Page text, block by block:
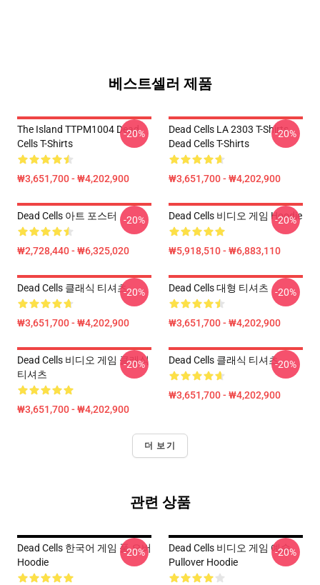
베스트셀러 제품
The Island TTPM1004 Dead
Cells T-Shirts
₩3,651,700 - ₩4,202,900
-20%
Dead Cells LA 2303 T-Shirts
Dead Cells T-Shirts
₩3,651,700 - ₩4,202,900
-20%
Dead Cells 아트 포스터
₩2,728,440 - ₩6,325,020
-20% Dead Cells 비디오 게임 Hoodie
₩5,918,510 - ₩6,883,110
-20%
Dead Cells 클래식 티셔츠
₩3,651,700 - ₩4,202,900
-20% Dead Cells 대형 티셔츠
₩3,651,700 - ₩4,202,900
-20%
Dead Cells 비디오 게임 클래식
티셔츠
₩3,651,700 - ₩4,202,900
-20% Dead Cells 클래식 티셔츠
₩3,651,700 - ₩4,202,900
-20%
더 보기
관련 상품
Dead Cells 한국어 게임 풀 오버
Hoodie
-20%
Dead Cells 비디오 게임 예술
Pullover Hoodie
-20%